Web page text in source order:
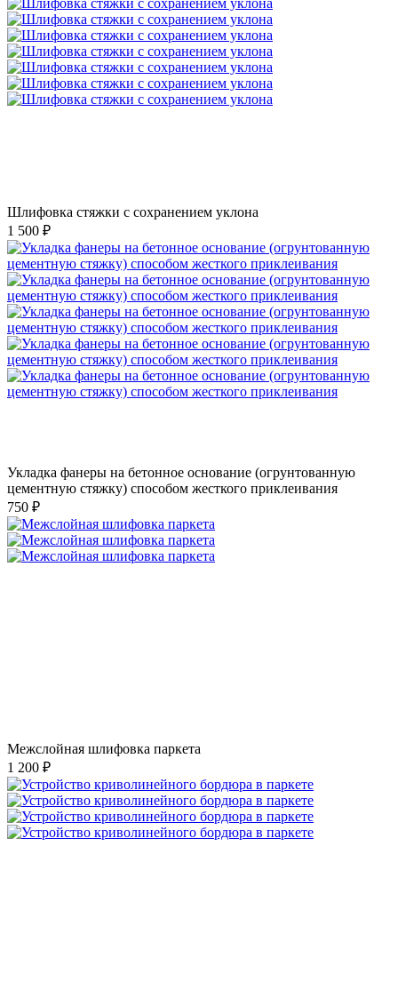
Шлифовка стяжки с сохранением уклона
1 500 ₽
Укладка фанеры на бетонное основание (огрунтованную
цементную стяжку) способом жесткого приклеивания
750 ₽
Межслойная шлифовка паркета
1 200 ₽